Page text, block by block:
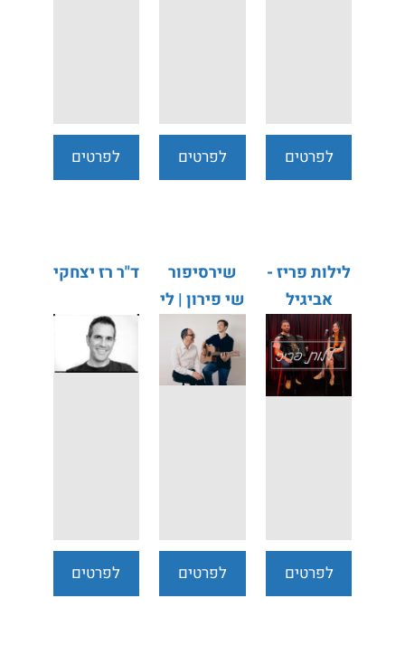
לפרטים
לפרטים
לפרטים
לילות פריז -
אביגיל
איפרגן אילן
זיו
לפרטים
שירסיפור
שי פירון | לי
בירן
לפרטים
ד"ר רז יצחקי
לפרטים